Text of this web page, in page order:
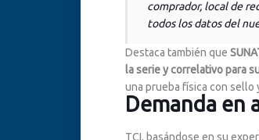
comprador, local de
todos los datos del
Destaca también que
la serie y correlativo para
una prueba física con sello
Demanda en
TCI, basándose en su